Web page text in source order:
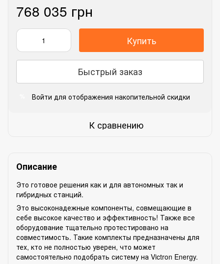
768 035 грн
Купить
Быстрый заказ
Войти для отображения накопительной скидки
К сравнению
Описание
Это готовое решения как и для автономных так и
гибридных станций.
Это высоконадежные компоненты, совмещающие в
себе высокое качество и эффективность! Также все
оборудование тщательно протестировано на
совместимость. Такие комплекты предназначены для
тех, кто не полностью уверен, что может
самостоятельно подобрать систему на Victron Energy.